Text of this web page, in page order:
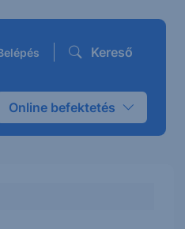
Kereső
Online befektetés